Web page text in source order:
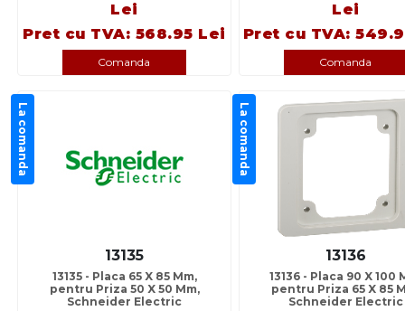
Lei
Pret cu TVA: 568.95 Lei
Comanda
Lei
Pret cu TVA:
Comanda
La comanda
13135
13135 - Placa 65 X 85 Mm,
pentru Priza 50 X 50 Mm,
Schneider Electric
La comanda
13136
13136 - Placa 90 X 100
pentru Priza 65 X 85
Schneider Electric